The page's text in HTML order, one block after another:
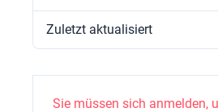
Zuletzt aktualisiert
Sie müssen sich anmelden,